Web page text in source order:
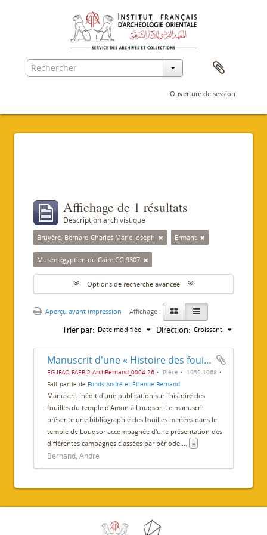
Ouverture de session
Affichage de 1 résultats
Description archivistique
Bruyère, Bernard Charles Marie Joseph Ermant
Musée égyptien du Caire CG 9307
Options de recherche avancée
Aperçu avant impression Affichage :
Trier par: Date modifiée Direction: Croissant
Manuscrit d'une « Histoire des fouilles du temple de Louxor »
EG-IFAO-FAEB-2-ArchBernand_0004-26 Pièce
1959-1968
Fait partie de Fonds André et Étienne Bernand
Manuscrit inédit d'une publication sur l'histoire des
fouilles du temple d'Amon à Louqsor. Le manuscrit
présente une bibliographie des fouilles menées dans le
temple de Louqsor accompagnée d'une présentation des
différentes campagnes classées par période ... »
Bernand, André